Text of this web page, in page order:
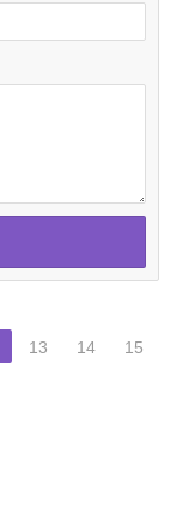
13 14
15